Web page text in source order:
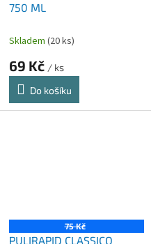
750 ML
Skladem (20 ks)
69 Kč / ks
Do košíku
75 Kč
PULIRAPID CLASSICO